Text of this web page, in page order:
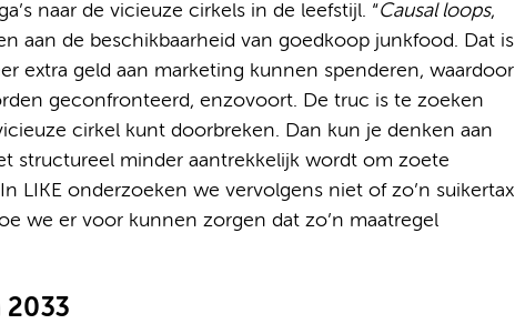
naar de vicieuze cirkels in de leefstijl. “Causal loops,
aan de beschikbaarheid van goedkoop junkfood. Dat is
extra geld aan marketing kunnen spenderen, waardoor
geconfronteerd, enzovoort. De truc is te zoeken
cirkel kunt doorbreken. Dan kun je denken aan
structureel minder aantrekkelijk wordt om zoete
LIKE onderzoeken we vervolgens niet of zo’n suikertax
we er voor kunnen zorgen dat zo’n maatregel
2033